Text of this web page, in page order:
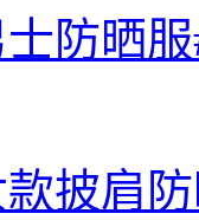
防晒
披肩